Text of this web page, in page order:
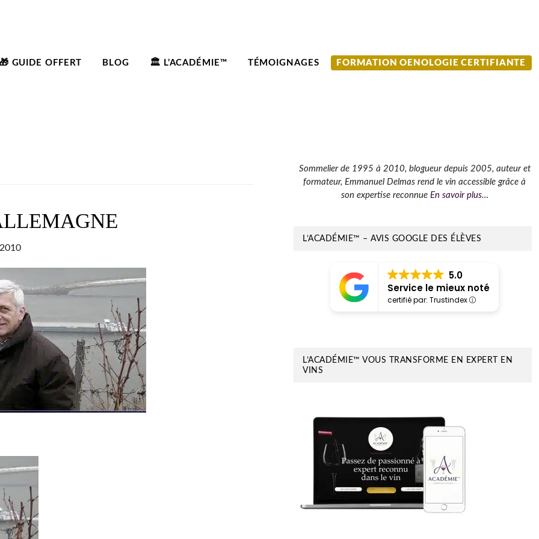
GUIDE OFFERT BLOG 🏛️ L’ACADÉMIE™ TÉMOIGNAGES FORMATION OENOLOGIE CERTIFIANTE
Barre
latérale
principale
Sommelier de 1995 à 2010, blogueur depuis 2005, auteur et
formateur, Emmanuel Delmas rend le vin accessible grâce à
son expertise reconnue En savoir plus…
L’ACADÉMIE™ – AVIS GOOGLE DES ÉLÈVES
5.0
Service le mieux noté
certifié par: Trustindex
L’ACADÉMIE™ VOUS TRANSFORME EN EXPERT EN
VINS